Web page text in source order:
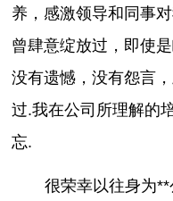
养，感激领导和同事
曾肆意绽放过，即使
没有遗憾，没有怨言
过.我在公司所理解的
忘.
很荣幸以往身为